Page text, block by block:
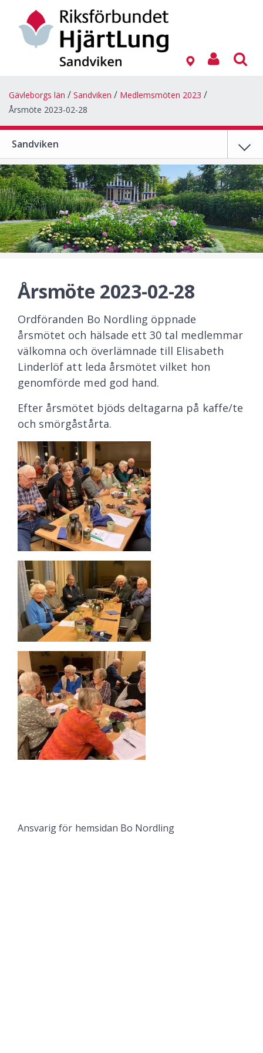
Gävleborgs län Sandviken
Medlemsmöten 2023
Årsmöte 2023-02-28
Sandviken
Årsmöte 2023-02-28
Ordföranden Bo Nordling öppnade
årsmötet och hälsade ett 30 tal medlemmar
välkomna och överlämnade till Elisabeth
Linderlöf att leda årsmötet vilket hon
genomförde med god hand.
Efter årsmötet bjöds deltagarna på kaffe/te
och smörgåstårta.
Ansvarig för hemsidan Bo Nordling